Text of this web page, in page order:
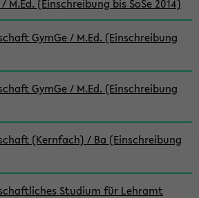
M.Ed. (Einschreibung bis SoSe 2014)
GymGe / M.Ed. (Einschreibung
GymGe / M.Ed. (Einschreibung
(Kernfach) / Ba (Einschreibung
Studium für Lehramt